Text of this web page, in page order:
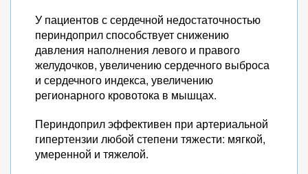
У пациентов с сердечной недостаточностью
периндоприл способствует снижению
давления наполнения левого и правого
желудочков, увеличению сердечного выброса
и сердечного индекса, увеличению
регионарного кровотока в мышцах.
Периндоприл эффективен при артериальной
гипертензии любой степени тяжести: мягкой,
умеренной и тяжелой.